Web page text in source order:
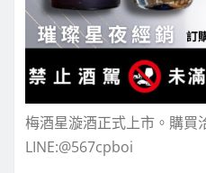
梅酒星漩酒正式上市。購買
LINE:@567cpboi